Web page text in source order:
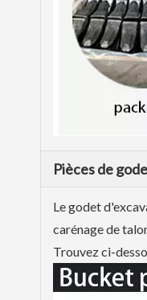
Pièces de
Le godet
carénage de
Trouvez ci-